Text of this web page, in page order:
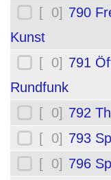
[ 0] 790
Kunst
[ 0] 791
Rundfunk
[ 0] 792
[ 0] 793
[ 0] 796